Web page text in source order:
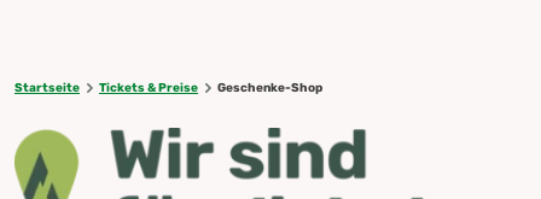
Startseite Tickets & Preise Geschenke-Shop